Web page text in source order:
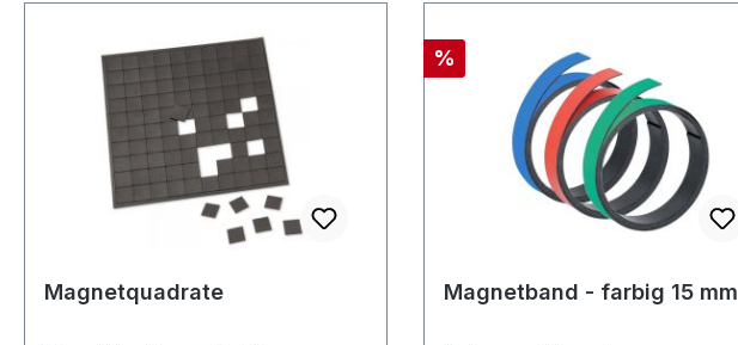
reicht Lieferung farblich was auf
Lager ist!verschiedene Formen
Solange Vorrat reicht
Magnetquadrate
Rabatt
%
Magnetband - farbig 15 mm